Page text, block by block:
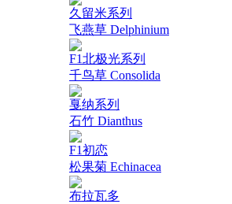
久留米系列
飞燕草 Delphinium
F1北极光系列
千鸟草 Consolida
戛纳系列
石竹 Dianthus
F1初恋
松果菊 Echinacea
布拉瓦多